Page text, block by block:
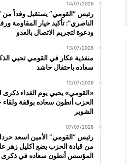
14/07/2026
رئيس “القومي” يستقبل وفداً من
الناصري”: تأكيد خيار المقاومة
ودعوة لتجريم الاتصال بالعدو
13/07/2026
سعاده باحتفال حاشد
12/07/2026
«القومي» يحيي يوم الفداء
الحزب أنطون سعاده بوقفة
الشوير
07/07/2026
رئيس “القومي” الأمين اسعد
من قيادة الحزب يضع اكليل زهر
المؤسس أنطون سعاده في ذكرى